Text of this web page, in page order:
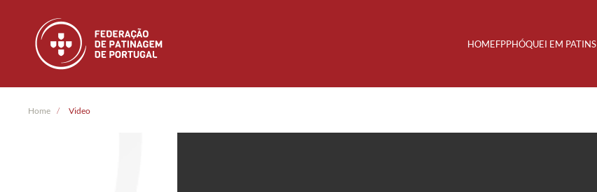
Skip to main content HOMEFPPHÓQUEI EM PATINS
Home Video